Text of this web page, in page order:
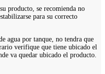
producto, se recomienda no
para su correcto
agua por tanque, no tendra que
verifique que tiene ubicado el
va quedar ubicado el producto.